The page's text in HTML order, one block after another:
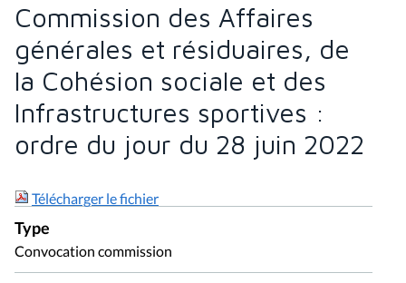
Commission des Affaires
générales et résiduaires, de
la Cohésion sociale et des
Infrastructures sportives :
ordre du jour du 28 juin 2022
Télécharger le fichier
Type
Convocation commission